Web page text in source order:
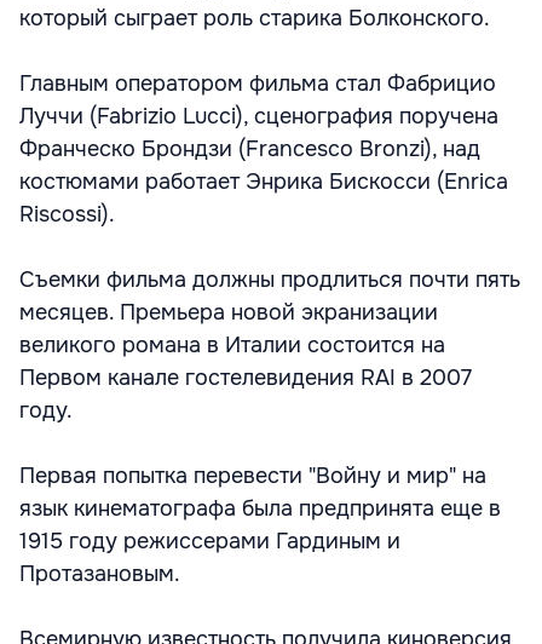
который сыграет роль старика Болконского.
Главным оператором фильма стал Фабрицио
Луччи (Fabrizio Lucci), сценография поручена
Франческо Брондзи (Francesco Bronzi), над
костюмами работает Энрика Бискосси (Enrica
Riscossi).
Съемки фильма должны продлиться почти пять
месяцев. Премьера новой экранизации
великого романа в Италии состоится на
Первом канале гостелевидения RAI в 2007
году.
Первая попытка перевести "Войну и мир" на
язык кинематографа была предпринята еще в
1915 году режиссерами Гардиным и
Протазановым.